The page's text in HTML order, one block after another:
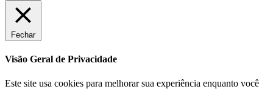
Fechar
Visão Geral de Privacidade
Este site usa cookies para melhorar sua experiência enquanto você